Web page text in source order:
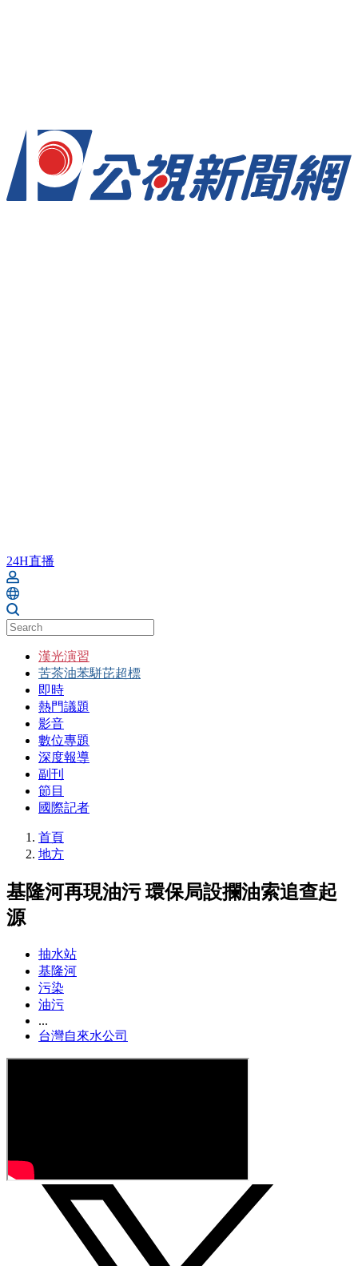
24H直播
漢光演習
苦茶油苯駢芘超標
即時
熱門議題
影音
數位專題
深度報導
副刊
節目
國際記者
首頁
地方
基隆河再現油污 環保局設攔油索追查起
源
抽水站
基隆河
污染
油污
...
台灣自來水公司